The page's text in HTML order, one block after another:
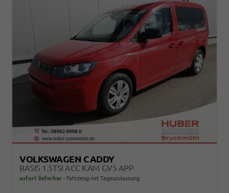
VOLKSWAGEN CADDY
BASIS 1.5TSI ACC KAM GV5 APP
sofort lieferbar Fahrzeug mit Tageszulassung